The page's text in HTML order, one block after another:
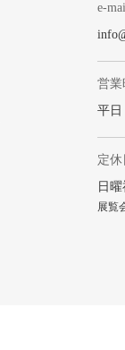
e-
営業
平日
定休
日
展覧